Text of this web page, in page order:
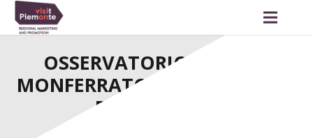
OSSERVATORIO LANGHE
MONFERRATO ROERO: BUONE
PROSPETTIVE